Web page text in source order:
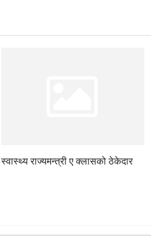
स्वास्थ्य राज्यमन्त्री ए क्लासको ठेकेदार